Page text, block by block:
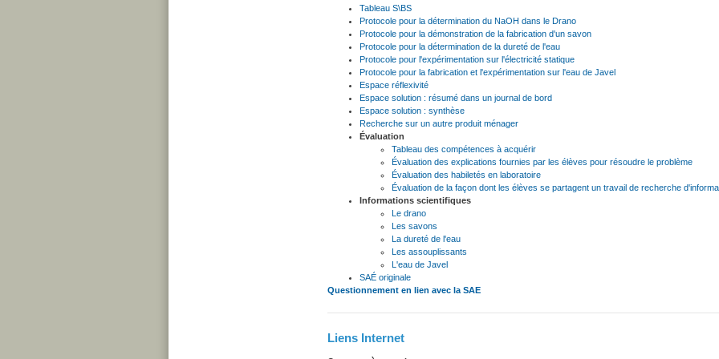
Tableau S\BS
Protocole pour la détermination du NaOH dans le Drano
Protocole pour la démonstration de la fabrication d'un savon
Protocole pour la détermination de la dureté de l'eau
Protocole pour l'expérimentation sur l'électricité statique
Protocole pour la fabrication et l'expérimentation sur l'eau de Javel
Espace réflexivité
Espace solution : résumé dans un journal de bord
Espace solution : synthèse
Recherche sur un autre produit ménager
Évaluation
Tableau des compétences à acquérir
Évaluation des explications fournies par les élèves pour résoudre le problème
Évaluation des habiletés en laboratoire
Évaluation de la façon dont les élèves se partagent un travail de recherche
Informations scientifiques
Le drano
Les savons
La dureté de l'eau
Les assouplissants
L'eau de Javel
SAÉ originale
Questionnement en lien avec la SAE
Liens Internet